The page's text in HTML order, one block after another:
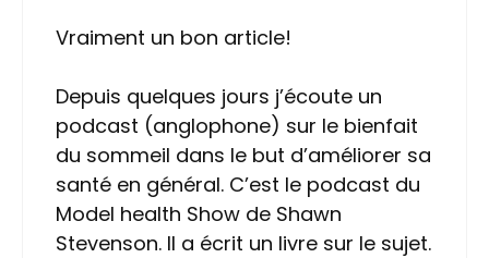
Vraiment un bon article!
Depuis quelques jours j’écoute un
podcast (anglophone) sur le bienfait
du sommeil dans le but d’améliorer sa
santé en général. C’est le podcast du
Model health Show de Shawn
Stevenson. Il a écrit un livre sur le sujet.